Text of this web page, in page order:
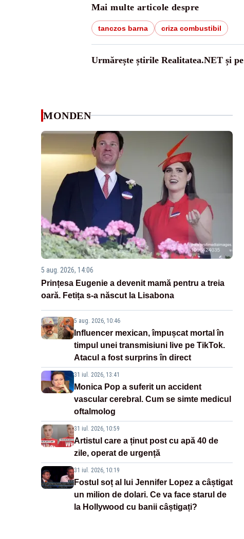
Mai multe articole despre
tanczos barna criza combustibil
Urmărește știrile Realitatea.NET și pe
MONDEN
5 aug. 2026, 14:06
Prințesa Eugenie a devenit mamă pentru a treia
oară. Fetița s-a născut la Lisabona
5 aug. 2026, 10:46
Influencer mexican, împușcat mortal în
timpul unei transmisiuni live pe TikTok.
Atacul a fost surprins în direct
31 iul. 2026, 13:41
Monica Pop a suferit un accident
vascular cerebral. Cum se simte medicul
oftalmolog
31 iul. 2026, 10:59
Artistul care a ținut post cu apă 40 de
zile, operat de urgență
31 iul. 2026, 10:19
Fostul soț al lui Jennifer Lopez a câștigat
un milion de dolari. Ce va face starul de
la Hollywood cu banii câștigați?